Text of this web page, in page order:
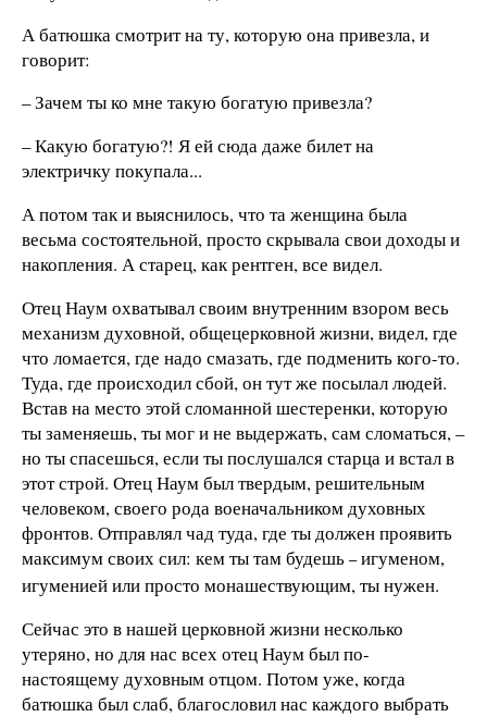
А батюшка смотрит на ту, которую она привезла, и
говорит:
– Зачем ты ко мне такую богатую привезла?
– Какую богатую?! Я ей сюда даже билет на
электричку покупала...
А потом так и выяснилось, что та женщина была
весьма состоятельной, просто скрывала свои доходы и
накопления. А старец, как рентген, все видел.
Отец Наум охватывал своим внутренним взором весь
механизм духовной, общецерковной жизни, видел, где
что ломается, где надо смазать, где подменить кого-то.
Туда, где происходил сбой, он тут же посылал людей.
Встав на место этой сломанной шестеренки, которую
ты заменяешь, ты мог и не выдержать, сам сломаться, –
но ты спасешься, если ты послушался старца и встал в
этот строй. Отец Наум был твердым, решительным
человеком, своего рода военачальником духовных
фронтов. Отправлял чад туда, где ты должен проявить
максимум своих сил: кем ты там будешь –игуменом,
игуменией или просто монашествующим, ты нужен.
Сейчас это в нашей церковной жизни несколько
утеряно, но для нас всех отец Наум был по-
настоящему духовным отцом. Потом уже, когда
батюшка был слаб, благословил нас каждого выбрать